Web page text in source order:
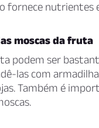
fornece nutrientes
moscas da fruta
podem ser
las com
Também é